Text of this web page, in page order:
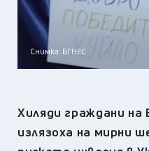
Снимка: БГНЕС
Хиляди граждани на
излязоха на мирни